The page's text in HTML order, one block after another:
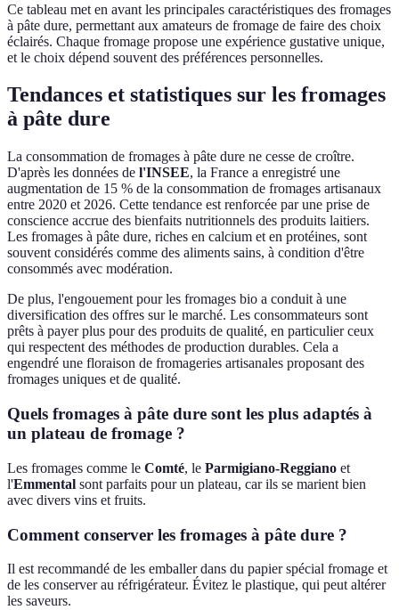
Ce tableau met en avant les principales caractéristiques des fromages
à pâte dure, permettant aux amateurs de fromage de faire des choix
éclairés. Chaque fromage propose une expérience gustative unique,
et le choix dépend souvent des préférences personnelles.
Tendances et statistiques sur les fromages
à pâte dure
La consommation de fromages à pâte dure ne cesse de croître.
D'après les données de l'INSEE, la France a enregistré une
augmentation de 15 % de la consommation de fromages artisanaux
entre 2020 et 2026. Cette tendance est renforcée par une prise de
conscience accrue des bienfaits nutritionnels des produits laitiers.
Les fromages à pâte dure, riches en calcium et en protéines, sont
souvent considérés comme des aliments sains, à condition d'être
consommés avec modération.
De plus, l'engouement pour les fromages bio a conduit à une
diversification des offres sur le marché. Les consommateurs sont
prêts à payer plus pour des produits de qualité, en particulier ceux
qui respectent des méthodes de production durables. Cela a
engendré une floraison de fromageries artisanales proposant des
fromages uniques et de qualité.
Quels fromages à pâte dure sont les plus adaptés à
un plateau de fromage ?
Les fromages comme le Comté, le Parmigiano-Reggiano et
l'Emmental sont parfaits pour un plateau, car ils se marient bien
avec divers vins et fruits.
Comment conserver les fromages à pâte dure ?
Il est recommandé de les emballer dans du papier spécial fromage et
de les conserver au réfrigérateur. Évitez le plastique, qui peut altérer
les saveurs.